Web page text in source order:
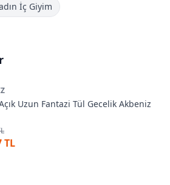
İç Giyim
Uzun Fantazi Tül Gecelik Akbeniz
TL